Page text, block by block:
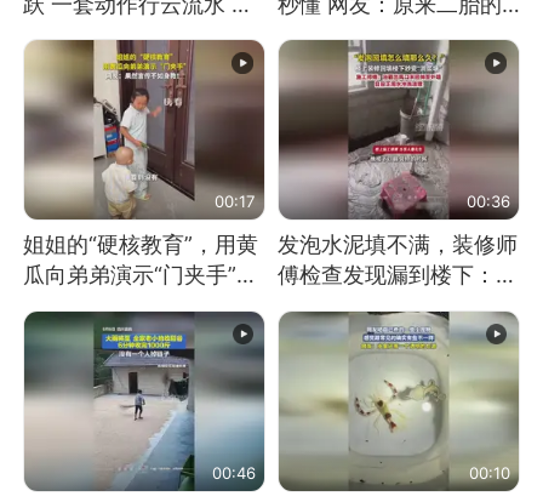
奏感拉满 网友：怎么做
到又舞又武的？
快乐长这样
00:17
姐姐的“硬核教育”，用黄
瓜向弟弟演示“门夹手”，
网友：果然言传不如身
教！
00:36
发泡水泥填不满，装修师
傅检查发现漏到楼下：出
风口未延伸到外墙
00:46 00:10